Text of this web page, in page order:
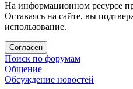
На информационном ресурсе
Оставаясь на сайте, вы
использование.
Согласен
Поиск по форумам
Общение
Обсуждение новостей